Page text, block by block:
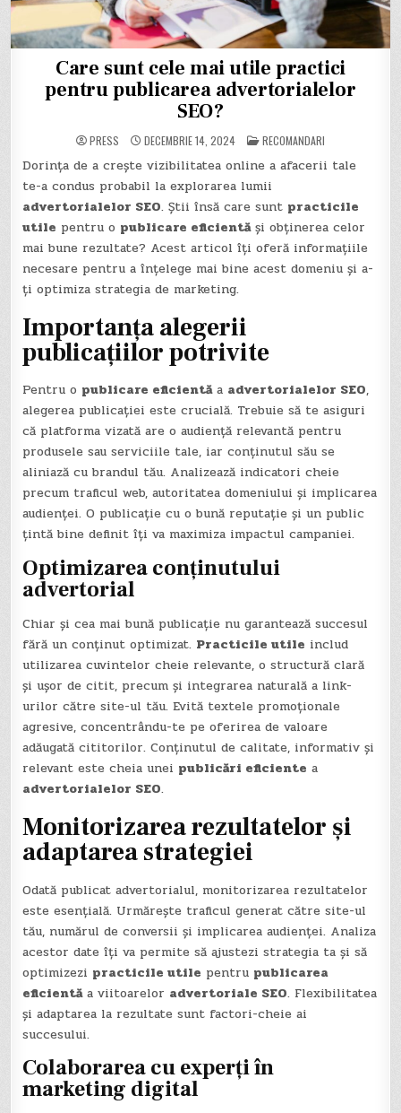
Care sunt cele mai utile practici
pentru publicarea advertorialelor
SEO?
PRESS DECEMBRIE 14, 2024 POSTED
IN
RECOMANDARI
Dorința de a crește vizibilitatea online a afacerii tale
te-a condus probabil la explorarea lumii
advertorialelor SEO. Știi însă care sunt practicile
utile pentru o publicare eficientăși obținerea celor
mai bune rezultate? Acest articol îți oferă informațiile
necesare pentru a înțelege mai bine acest domeniu și a-
ți optimiza strategia de marketing.
Importanța alegerii
publicațiilor potrivite
Pentru o publicare eficientăa advertorialelor SEO,
alegerea publicației este crucială. Trebuie să te asiguri
că platforma vizată are o audiență relevantă pentru
produsele sau serviciile tale, iar conținutul său se
aliniază cu brandul tău. Analizează indicatori cheie
precum traficul web, autoritatea domeniului și implicarea
audienței. O publicație cu o bună reputație și un public
țintă bine definit îți va maximiza impactul campaniei.
Optimizarea conținutului
advertorial
Chiar și cea mai bună publicație nu garantează succesul
fără un conținut optimizat. Practicile utile includ
utilizarea cuvintelor cheie relevante, o structură clară
și ușor de citit, precum și integrarea naturală a link-
urilor către site-ul tău. Evită textele promoționale
agresive, concentrându-te pe oferirea de valoare
adăugată cititorilor. Conținutul de calitate, informativ și
relevant este cheia unei publicări eficiente a
advertorialelor SEO.
Monitorizarea rezultatelor și
adaptarea strategiei
Odată publicat advertorialul, monitorizarea rezultatelor
este esențială. Urmărește traficul generat către site-ul
tău, numărul de conversii și implicarea audienței. Analiza
acestor date îți va permite să ajustezi strategia ta și să
optimizezi practicile utile pentru publicarea
eficientăa viitoarelor advertoriale SEO. Flexibilitatea
și adaptarea la rezultate sunt factori-cheie ai
succesului.
Colaborarea cu experți în
marketing digital